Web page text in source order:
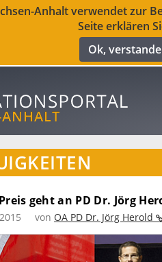
Anhalt verwendet zur
Seite erklären
Ok,
geht an PD Dr. Jörg
von OA PD Dr. Jörg Herold